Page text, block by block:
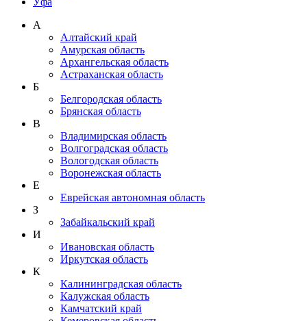
А
Алтайский край
Амурская область
Архангельская область
Астраханская область
Б
Белгородская область
Брянская область
В
Владимирская область
Волгоградская область
Вологодская область
Воронежская область
Е
Еврейская автономная область
З
Забайкальский край
И
Ивановская область
Иркутская область
К
Калининградская область
Калужская область
Камчатский край